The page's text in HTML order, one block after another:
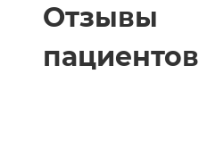
Отзывы
пациентов